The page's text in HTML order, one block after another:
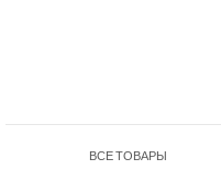
ВСЕ ТОВАРЫ